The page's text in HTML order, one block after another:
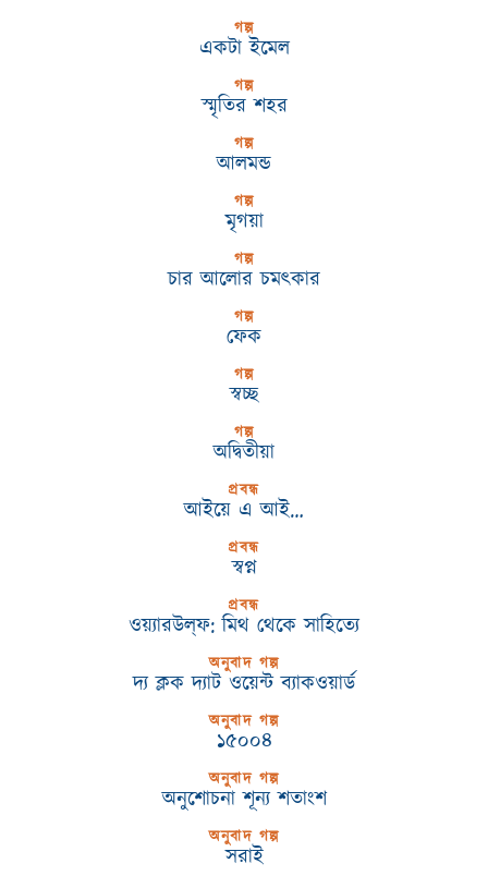
গল্প
একটা ইমেল
গল্প
স্মৃতির শহর
গল্প
আলমন্ড
গল্প
মৃগয়া
গল্প
চার আলোর চমৎকার
গল্প
ফেক
গল্প
স্বচ্ছ
গল্প
অদ্বিতীয়া
প্রবন্ধ
আইয়ে এ আই…
প্রবন্ধ
স্বপ্ন
প্রবন্ধ
ওয়্যারউল্‌ফ: মিথ থেকে সাহিত্যে
অনুবাদ গল্প
দ্য ক্লক দ্যাট ওয়েন্ট ব্যাকওয়ার্ড
অনুবাদ গল্প
১৫০০৪
অনুবাদ গল্প
অনুশোচনা শূন্য শতাংশ
অনুবাদ গল্প
সরাই